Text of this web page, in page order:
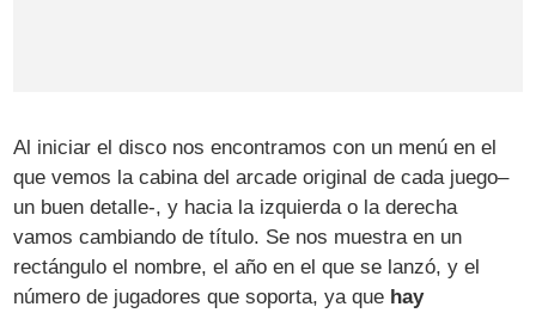
Al iniciar el disco nos encontramos con un menú en el
que vemos la cabina del arcade original de cada juego–
un buen detalle-, y hacia la izquierda o la derecha
vamos cambiando de título. Se nos muestra en un
rectángulo el nombre, el año en el que se lanzó, y el
número de jugadores que soporta, ya que hay